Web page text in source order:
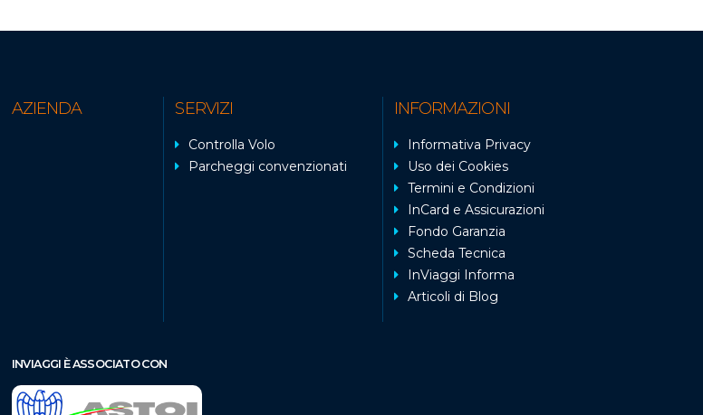
AZIENDA SERVIZI
Controlla Volo
Parcheggi convenzionati
INFORMAZIONI
Informativa Privacy
Uso dei Cookies
Termini e Condizioni
InCard e Assicurazioni
Fondo Garanzia
Scheda Tecnica
InViaggi Informa
Articoli di Blog
INVIAGGI È ASSOCIATO CON